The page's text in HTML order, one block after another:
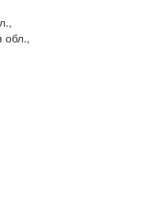
обл.,